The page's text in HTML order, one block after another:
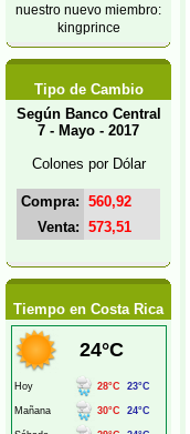
nuestro nuevo miembro:
kingprince
Tipo de Cambio
Según Banco Central
7 - Mayo - 2017
Colones por Dólar
Compra: 560,92
Venta: 573,51
Tiempo en Costa Rica